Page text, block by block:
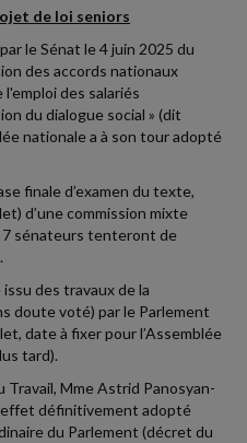
de loi seniors
le Sénat le 4 juin 2025 du
des accords nationaux
des salariés
du dialogue social » (dit
nationale a à son tour adopté
finale d’examen du texte,
d’une commission mixte
7 sénateurs tenteront de
issu des travaux de la
doute voté) par le Parlement
date à fixer pour l’Assemblée
tard).
Travail, Mme Astrid Panosyan-
définitivement adopté
du Parlement (décret du